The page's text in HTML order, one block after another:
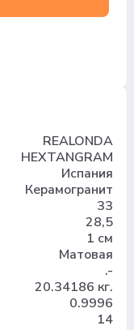
REALONDA
HEXTANGRAM
Испания
Керамогранит
33
28,5
1 см
Матовая
.-
20.34186 кг.
0.9996
14